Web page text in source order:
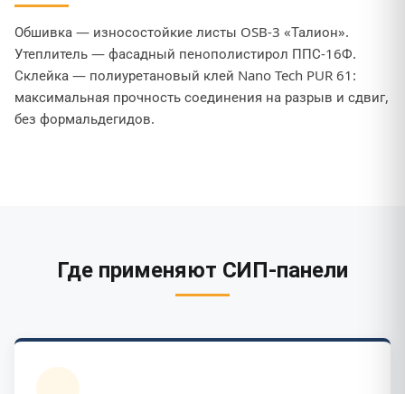
Обшивка — износостойкие листы OSB-3 «Талион».
Утеплитель — фасадный пенополистирол ППС-16Ф.
Склейка — полиуретановый клей Nano Tech PUR 61:
максимальная прочность соединения на разрыв и сдвиг,
без формальдегидов.
Где применяют СИП-панели